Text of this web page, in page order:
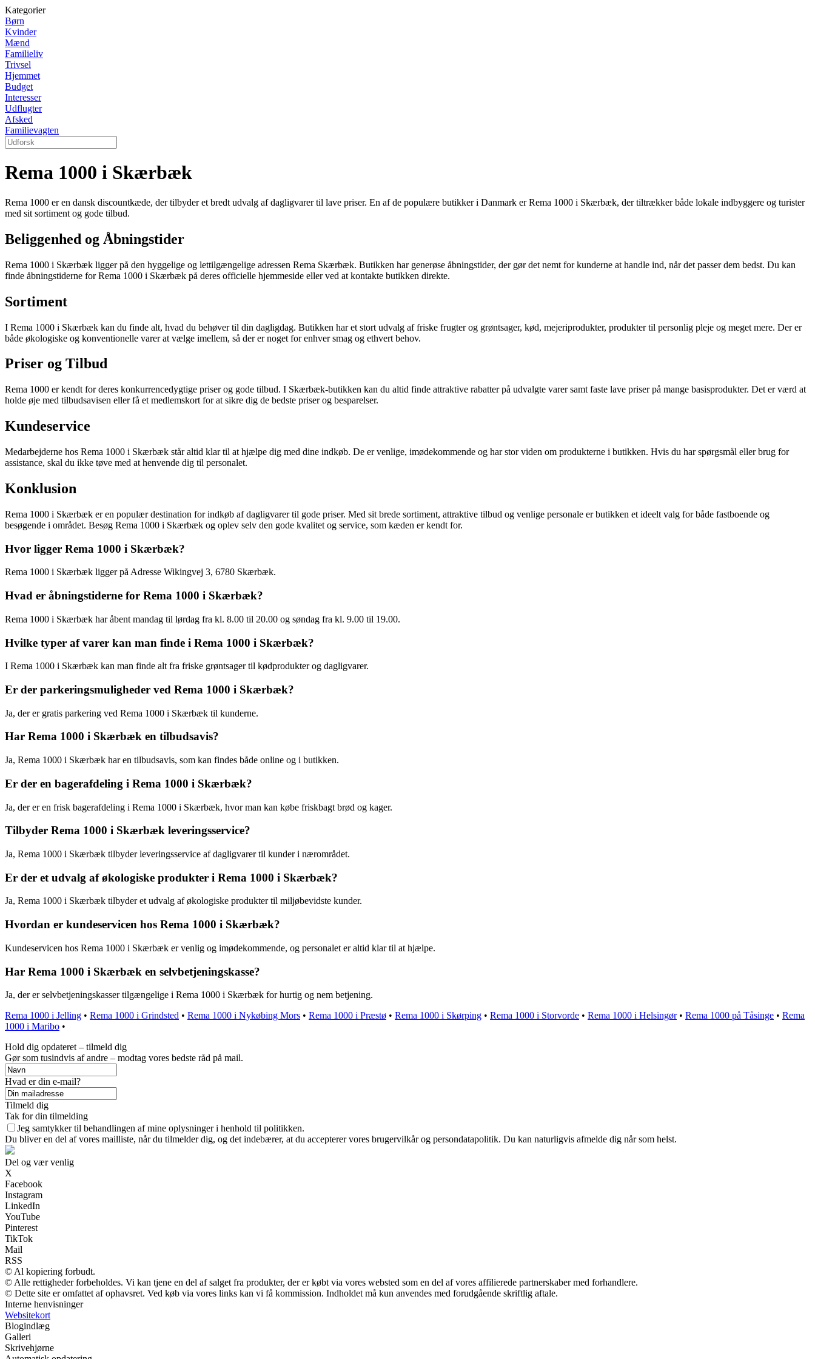
Kategorier
Børn
Kvinder
Mænd
Familieliv
Trivsel
Hjemmet
Budget
Interesser
Udflugter
Afsked
Familievagten
Rema 1000 i Skærbæk
Rema 1000 er en dansk discountkæde, der tilbyder et bredt udvalg af dagligvarer til lave priser. En af de populære butikker i Danmark er Rema 1000 i Skærbæk, der tiltrækker både lokale indbyggere og turister
med sit sortiment og gode tilbud.
Beliggenhed og Åbningstider
Rema 1000 i Skærbæk ligger på den hyggelige og lettilgængelige adressen Rema Skærbæk. Butikken har generøse åbningstider, der gør det nemt for kunderne at handle ind, når det passer dem bedst. Du kan
finde åbningstiderne for Rema 1000 i Skærbæk på deres officielle hjemmeside eller ved at kontakte butikken direkte.
Sortiment
I Rema 1000 i Skærbæk kan du finde alt, hvad du behøver til din dagligdag. Butikken har et stort udvalg af friske frugter og grøntsager, kød, mejeriprodukter, produkter til personlig pleje og meget mere. Der er
både økologiske og konventionelle varer at vælge imellem, så der er noget for enhver smag og ethvert behov.
Priser og Tilbud
Rema 1000 er kendt for deres konkurrencedygtige priser og gode tilbud. I Skærbæk-butikken kan du altid finde attraktive rabatter på udvalgte varer samt faste lave priser på mange basisprodukter. Det er værd at
holde øje med tilbudsavisen eller få et medlemskort for at sikre dig de bedste priser og besparelser.
Kundeservice
Medarbejderne hos Rema 1000 i Skærbæk står altid klar til at hjælpe dig med dine indkøb. De er venlige, imødekommende og har stor viden om produkterne i butikken. Hvis du har spørgsmål eller brug for
assistance, skal du ikke tøve med at henvende dig til personalet.
Konklusion
Rema 1000 i Skærbæk er en populær destination for indkøb af dagligvarer til gode priser. Med sit brede sortiment, attraktive tilbud og venlige personale er butikken et ideelt valg for både fastboende og
besøgende i området. Besøg Rema 1000 i Skærbæk og oplev selv den gode kvalitet og service, som kæden er kendt for.
Hvor ligger Rema 1000 i Skærbæk?
Rema 1000 i Skærbæk ligger på Adresse Wikingvej 3, 6780 Skærbæk.
Hvad er åbningstiderne for Rema 1000 i Skærbæk?
Rema 1000 i Skærbæk har åbent mandag til lørdag fra kl. 8.00 til 20.00 og søndag fra kl. 9.00 til 19.00.
Hvilke typer af varer kan man finde i Rema 1000 i Skærbæk?
I Rema 1000 i Skærbæk kan man finde alt fra friske grøntsager til kødprodukter og dagligvarer.
Er der parkeringsmuligheder ved Rema 1000 i Skærbæk?
Ja, der er gratis parkering ved Rema 1000 i Skærbæk til kunderne.
Har Rema 1000 i Skærbæk en tilbudsavis?
Ja, Rema 1000 i Skærbæk har en tilbudsavis, som kan findes både online og i butikken.
Er der en bagerafdeling i Rema 1000 i Skærbæk?
Ja, der er en frisk bagerafdeling i Rema 1000 i Skærbæk, hvor man kan købe friskbagt brød og kager.
Tilbyder Rema 1000 i Skærbæk leveringsservice?
Ja, Rema 1000 i Skærbæk tilbyder leveringsservice af dagligvarer til kunder i nærområdet.
Er der et udvalg af økologiske produkter i Rema 1000 i Skærbæk?
Ja, Rema 1000 i Skærbæk tilbyder et udvalg af økologiske produkter til miljøbevidste kunder.
Hvordan er kundeservicen hos Rema 1000 i Skærbæk?
Kundeservicen hos Rema 1000 i Skærbæk er venlig og imødekommende, og personalet er altid klar til at hjælpe.
Har Rema 1000 i Skærbæk en selvbetjeningskasse?
Ja, der er selvbetjeningskasser tilgængelige i Rema 1000 i Skærbæk for hurtig og nem betjening.
Rema 1000 i Jelling • Rema 1000 i Grindsted • Rema 1000 i Nykøbing Mors • Rema 1000 i Præstø • Rema 1000 i Skørping • Rema 1000 i Storvorde • Rema 1000 i Helsingør• Rema 1000 på Tåsinge • Rema
1000 i Maribo •
Hold dig opdateret – tilmeld dig
Gør som tusindvis af andre – modtag vores bedste råd på mail.
Hvad er din e-mail?
Tilmeld dig
Tak for din tilmelding
Jeg samtykker til behandlingen af mine oplysninger i henhold til politikken.
Du bliver en del af vores mailliste, når du tilmelder dig, og det indebærer, at du accepterer vores brugervilkår og persondatapolitik. Du kan naturligvis afmelde dig når som helst.
Del og vær venlig
X
Facebook
Instagram
LinkedIn
YouTube
Pinterest
TikTok
Mail
RSS
© Al kopiering forbudt.
© Alle rettigheder forbeholdes. Vi kan tjene en del af salget fra produkter, der er købt via vores websted som en del af vores affilierede partnerskaber med forhandlere.
© Dette site er omfattet af ophavsret. Ved køb via vores links kan vi få kommission. Indholdet må kun anvendes med forudgående skriftlig aftale.
Interne henvisninger
Websitekort
Blogindlæg
Galleri
Skrivehjørne